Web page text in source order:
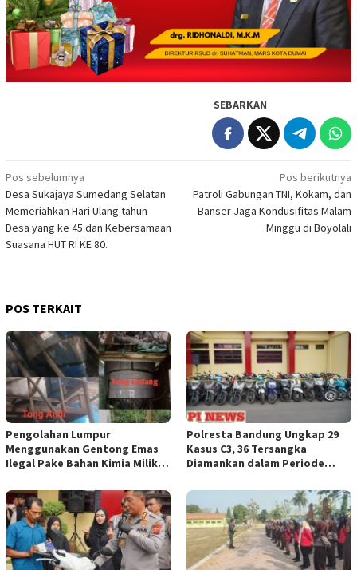
SEBARKAN
Navigasi
pos
Pos sebelumnya
Desa Sukajaya Sumedang Selatan
Memeriahkan Hari Ulang tahun
Desa yang ke 45 dan Kebersamaan
Suasana HUT RI KE 80.
Pos berikutnya
Patroli Gabungan TNI, Kokam, dan
Banser Jaga Kondusifitas Malam
Minggu di Boyolali
POS TERKAIT
Pengolahan Lumpur
Menggunakan Gentong Emas
Ilegal Pake Bahan Kimia Milik
Aparat Penegak Hukum ( APH )
Jangan Sampai Diam Saja
Polresta Bandung Ungkap 29
Kasus C3, 36 Tersangka
Diamankan dalam Periode